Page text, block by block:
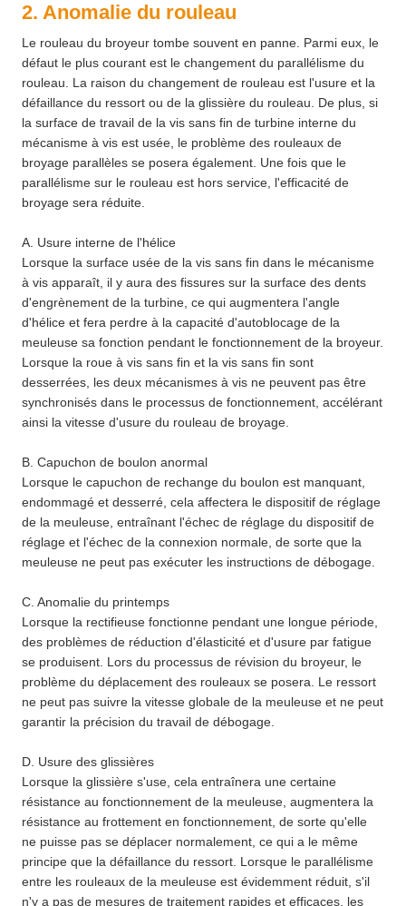
2. Anomalie du rouleau
Le rouleau du broyeur tombe souvent en panne. Parmi eux, le
défaut le plus courant est le changement du parallélisme du
rouleau. La raison du changement de rouleau est l'usure et la
défaillance du ressort ou de la glissière du rouleau. De plus, si
la surface de travail de la vis sans fin de turbine interne du
mécanisme à vis est usée, le problème des rouleaux de
broyage parallèles se posera également. Une fois que le
parallélisme sur le rouleau est hors service, l'efficacité de
broyage sera réduite.
A. Usure interne de l'hélice
Lorsque la surface usée de la vis sans fin dans le mécanisme
à vis apparaît, il y aura des fissures sur la surface des dents
d'engrènement de la turbine, ce qui augmentera l'angle
d'hélice et fera perdre à la capacité d'autoblocage de la
meuleuse sa fonction pendant le fonctionnement de la broyeur.
Lorsque la roue à vis sans fin et la vis sans fin sont
desserrées, les deux mécanismes à vis ne peuvent pas être
synchronisés dans le processus de fonctionnement, accélérant
ainsi la vitesse d'usure du rouleau de broyage.
B. Capuchon de boulon anormal
Lorsque le capuchon de rechange du boulon est manquant,
endommagé et desserré, cela affectera le dispositif de réglage
de la meuleuse, entraînant l'échec de réglage du dispositif de
réglage et l'échec de la connexion normale, de sorte que la
meuleuse ne peut pas exécuter les instructions de débogage.
C. Anomalie du printemps
Lorsque la rectifieuse fonctionne pendant une longue période,
des problèmes de réduction d'élasticité et d'usure par fatigue
se produisent. Lors du processus de révision du broyeur, le
problème du déplacement des rouleaux se posera. Le ressort
ne peut pas suivre la vitesse globale de la meuleuse et ne peut
garantir la précision du travail de débogage.
D. Usure des glissières
Lorsque la glissière s'use, cela entraînera une certaine
résistance au fonctionnement de la meuleuse, augmentera la
résistance au frottement en fonctionnement, de sorte qu'elle
ne puisse pas se déplacer normalement, ce qui a le même
principe que la défaillance du ressort. Lorsque le parallélisme
entre les rouleaux de la meuleuse est évidemment réduit, s'il
n'y a pas de mesures de traitement rapides et efficaces, les